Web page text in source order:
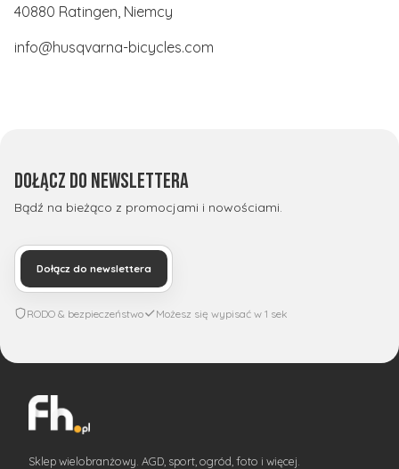
40880 Ratingen, Niemcy
info@husqvarna-bicycles.com
Dołącz do newslettera
Bądź na bieżąco z promocjami i nowościami.
Dołącz do newslettera
RODO & bezpieczeństwo Możesz się wypisać w 1 sek
Sklep wielobranżowy. AGD, sport, ogród, foto i więcej.